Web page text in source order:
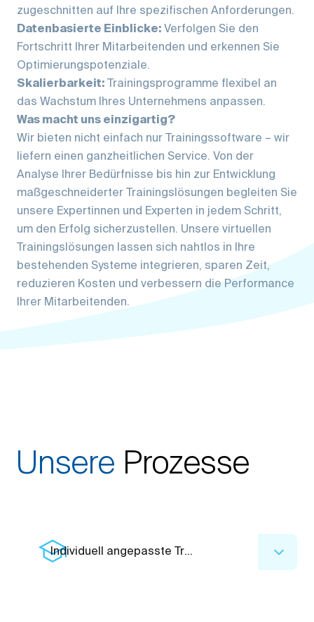
zugeschnitten auf Ihre spezifischen Anforderungen.
Datenbasierte Einblicke: Verfolgen Sie den
Fortschritt Ihrer Mitarbeitenden und erkennen Sie
Optimierungspotenziale.
Skalierbarkeit: Trainingsprogramme flexibel an
das Wachstum Ihres Unternehmens anpassen.
Was macht uns einzigartig?
Wir bieten nicht einfach nur Trainingssoftware – wir
liefern einen ganzheitlichen Service. Von der
Analyse Ihrer Bedürfnisse bis hin zur Entwicklung
maßgeschneiderter Trainingslösungen begleiten Sie
unsere Expertinnen und Experten in jedem Schritt,
um den Erfolg sicherzustellen. Unsere virtuellen
Trainingslösungen lassen sich nahtlos in Ihre
bestehenden Systeme integrieren, sparen Zeit,
reduzieren Kosten und verbessern die Performance
Ihrer Mitarbeitenden.
Unsere Prozesse
Individuell angepasste Trainingsprogramme